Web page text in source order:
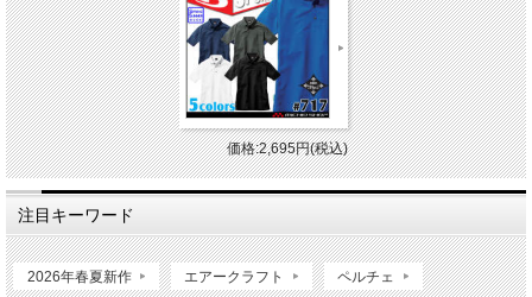
価格:2,695円(税込)
注目キーワード
2026年春夏新作 エアークラフト ペルチェ